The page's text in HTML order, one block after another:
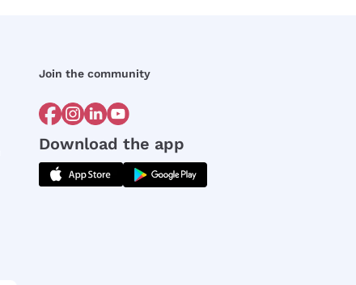
Join the community
Download the app